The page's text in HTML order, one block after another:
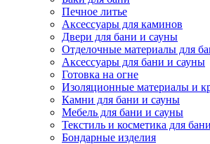
Печное литье
Аксессуары для каминов
Двери для бани и сауны
Отделочные материалы для
Аксессуары для бани и сауны
Готовка на огне
Изоляционные материалы и
Камни для бани и сауны
Мебель для бани и сауны
Текстиль и косметика для
Бондарные изделия